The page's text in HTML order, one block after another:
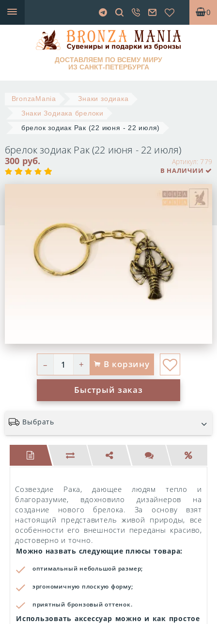
0
ДОСТАВЛЯЕМ ПО ВСЕМУ МИРУ
ИЗ САНКТ-ПЕТЕРБУРГА
BronzaMania
Знаки зодиака
Знаки Зодиака брелоки
брелок зодиак Рак (22 июня - 22 июля)
брелок зодиак Рак (22 июня - 22 июля)
Артикул: 779
300 руб.
В НАЛИЧИИ
– + В корзину
Быстрый заказ
Выбрать
Созвездие Рака, дающее людям тепло и
благоразумие, вдохновило дизайнеров на
создание нового брелока. За основу взят
настоящий представитель живой природы, все
особенности его внешности переданы красиво,
достоверно и точно.
Можно назвать следующие плюсы товара:
оптимальный небольшой размер;
эргономичную плоскую форму;
приятный бронзовый оттенок.
Использовать аксессуар можно и как простое